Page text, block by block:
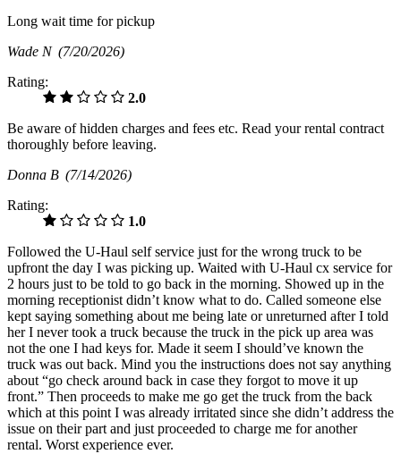
Long wait time for pickup
Wade N (7/20/2026)
Rating:
2.0
Be aware of hidden charges and fees etc. Read your rental contract
thoroughly before leaving.
Donna B (7/14/2026)
Rating:
1.0
Followed the U-Haul self service just for the wrong truck to be
upfront the day I was picking up. Waited with U-Haul cx service for
2 hours just to be told to go back in the morning. Showed up in the
morning receptionist didn’t know what to do. Called someone else
kept saying something about me being late or unreturned after I told
her I never took a truck because the truck in the pick up area was
not the one I had keys for. Made it seem I should’ve known the
truck was out back. Mind you the instructions does not say anything
about “go check around back in case they forgot to move it up
front.” Then proceeds to make me go get the truck from the back
which at this point I was already irritated since she didn’t address the
issue on their part and just proceeded to charge me for another
rental. Worst experience ever.